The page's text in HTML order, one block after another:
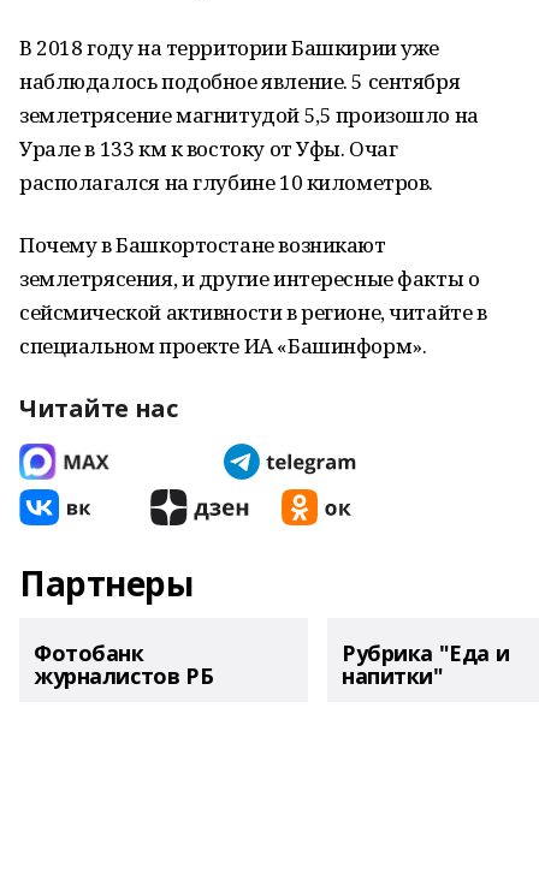
В 2018 году на территории Башкирии уже
наблюдалось подобное явление. 5 сентября
землетрясение магнитудой 5,5 произошло на
Урале в 133 км к востоку от Уфы. Очаг
располагался на глубине 10 километров.
Почему в Башкортостане возникают
землетрясения, и другие интересные факты о
сейсмической активности в регионе, читайте в
специальном проекте ИА «Башинформ».
Читайте нас
Партнеры
Фотобанк
журналистов РБ
Рубрика "Еда и
напитки"